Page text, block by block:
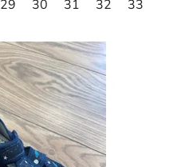
29 30 31 32 33